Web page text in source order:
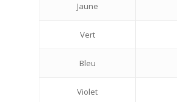
Jaune
Vert
Bleu
Violet